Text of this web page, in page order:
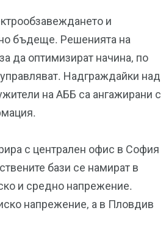
и
бъдеще. Решенията на
да оптимизират начина, по
Надграждайки над
на АББ са ангажирани с
с централен офис в София
бази се намират в
и средно напрежение.
напрежение, а в Пловдив